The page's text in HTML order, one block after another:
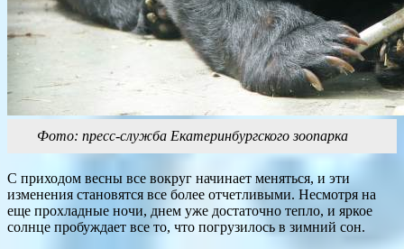
Фото: пресс-служба Екатеринбургского зоопарка
С приходом весны все вокруг начинает меняться, и эти
изменения становятся все более отчетливыми. Несмотря на
еще прохладные ночи, днем уже достаточно тепло, и яркое
солнце пробуждает все то, что погрузилось в зимний сон.